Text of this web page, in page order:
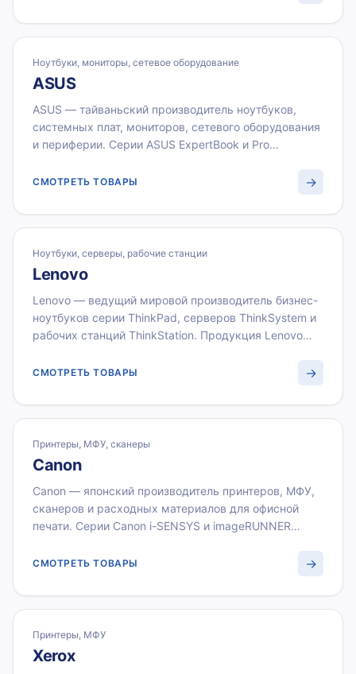
поставки с НДС 22 %, документы для бухгалтерии
на каждую партию.
Ноутбуки, мониторы, сетевое оборудование
ASUS
ASUS — тайваньский производитель ноутбуков,
системных плат, мониторов, сетевого оборудования
и периферии. Серии ASUS ExpertBook и Pro
надёжные, с поддержкой Windows 11 Pro и TPM 2.0.
юридических лиц по всей России.
СМОТРЕТЬ ТОВАРЫ →
Ноутбуки, серверы, рабочие станции
Lenovo
Lenovo — ведущий мировой производитель бизнес-
ноутбуков серии ThinkPad, серверов ThinkSystem и
рабочих станций ThinkStation. Продукция Lenovo
TPM 2.0, длинный жизненный цикл, единый парк
поставляет Lenovo оптом с НДС 22 %, оплата по
счёту, документы для бухгалтерии.
СМОТРЕТЬ ТОВАРЫ →
Принтеры, МФУ, сканеры
Canon
Canon — японский производитель принтеров, МФУ,
сканеров и расходных материалов для офисной
печати. Серии Canon i-SENSYS и imageRUNNER
стоимость страницы в корпоративной среде.
оригинальные оптом по безналичному расчёту.
СМОТРЕТЬ ТОВАРЫ →
Принтеры, МФУ
Xerox